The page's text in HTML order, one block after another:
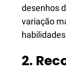
desenhos
variação
2.